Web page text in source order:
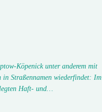
Köpenick unter anderem mit
in Straßennamen wiederfindet: Im
Haft- und…